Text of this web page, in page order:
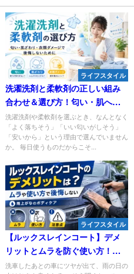
ライフスタイル
洗濯洗剤と柔軟剤の正しい組み
合わせ＆選び方！匂い・肌への
優しさ・衣類ダメージで後悔し
ないコツ
洗濯洗剤や柔軟剤を選ぶとき、なんとなく
「よく落ちそう」「いい匂いがしそう」
「安いから」という理由で選んでいません
か。 毎日使うものだからこそ...
ライフスタイル
【ルックスレインコート】デメ
リットとムラを防ぐ使い方！洗
車で後悔しないための全知識
洗車したあとの車にツヤが出て、雨の日の